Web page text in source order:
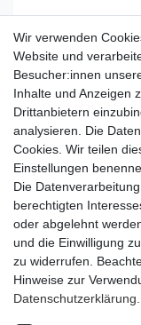
Wir verwenden
Website und
Besucher:innen
Inhalte und Anzeigen
Drittanbietern
analysieren. Die
Cookies. Wir teilen
Einstellungen
Die
berechtigten
oder abgelehnt
und die Einwilligung
zu widerrufen.
Hinweise zur
Daten­schutz­erklärung